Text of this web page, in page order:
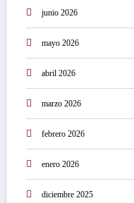
junio 2026
mayo 2026
abril 2026
marzo 2026
febrero 2026
enero 2026
diciembre 2025